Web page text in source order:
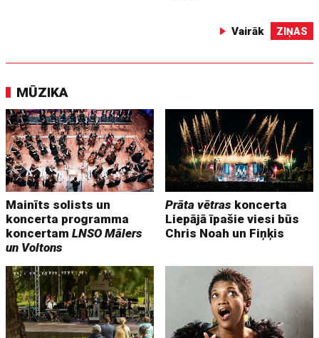
Vairāk ZIŅAS
MŪZIKA
Mainīts solists un
koncerta programma
koncertamLNSO Mālers
un Voltons
Prāta vētras koncerta
Liepājā īpašie viesi būs
Chris Noah un Fiņķis